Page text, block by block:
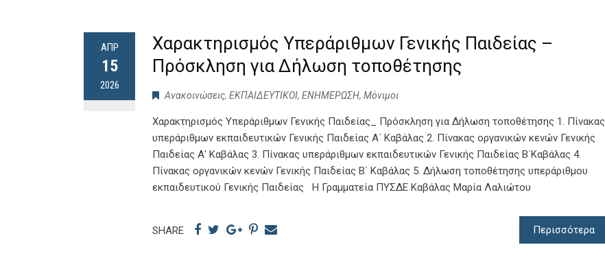
ΑΠΡ
15
2026
Χαρακτηρισμός Υπεράριθμων Γενικής Παιδείας –
Πρόσκληση για Δήλωση τοποθέτησης
Ανακοινώσεις, ΕΚΠΑΙΔΕΥΤΙΚΟΙ, ΕΝΗΜΕΡΩΣΗ, Μόνιμοι
Χαρακτηρισμός Υπεράριθμων Γενικής Παιδείας_ Πρόσκληση για Δήλωση τοποθέτησης 1. Πίνακας
υπεράριθμων εκπαιδευτικών Γενικής Παιδείας Α΄ Καβάλας 2. Πίνακας οργανικών κενών Γενικής
Παιδείας Α' Καβάλας 3. Πίνακας υπεράριθμων εκπαιδευτικών Γενικής Παιδείας Β΄Καβάλας 4.
Πίνακας οργανικών κενών Γενικής Παιδείας Β΄ Καβάλας 5. Δήλωση τοποθέτησης υπεράριθμου
εκπαιδευτικού Γενικής Παιδείας Η Γραμματεία ΠΥΣΔΕ Καβάλας Μαρία Λαλιώτου
Περισσότερα
SHARE